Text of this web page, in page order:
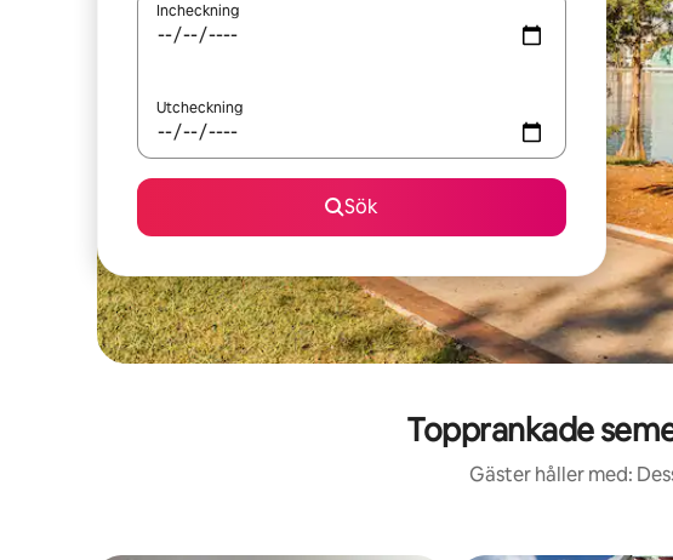
Incheckning
Utcheckning
Sök
Topprankade
Gäster håller med: